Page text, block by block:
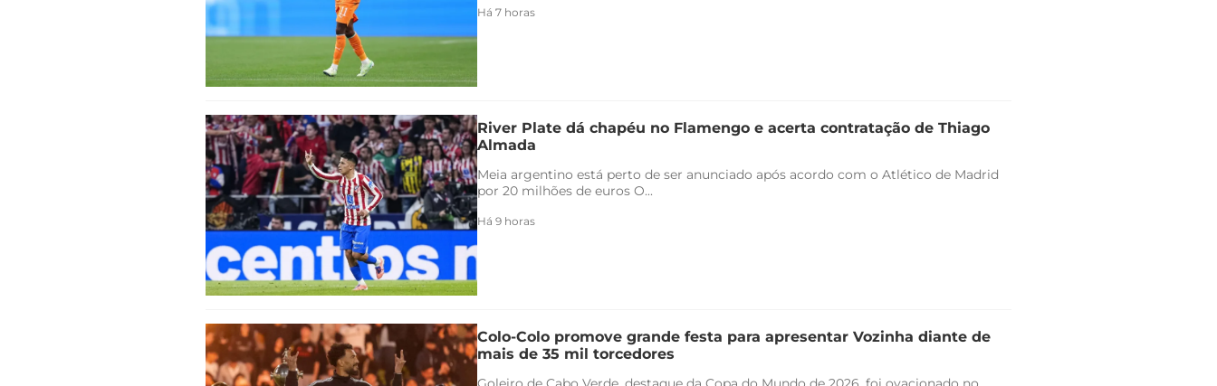
Há 7 horas
River Plate dá chapéu no Flamengo e acerta contratação de Thiago
Almada
Meia argentino está perto de ser anunciado após acordo com o Atlético de Madrid
por 20 milhões de euros O...
Há 9 horas
Colo-Colo promove grande festa para apresentar Vozinha diante de
mais de 35 mil torcedores